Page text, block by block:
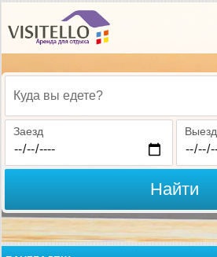
Куда вы едете?
Заезд Выезд
Найти